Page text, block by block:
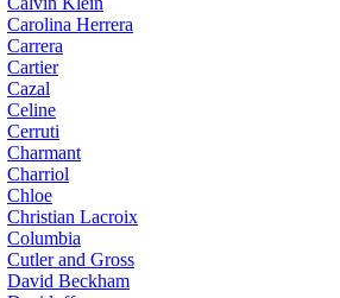
Carolina Herrera
Carrera
Cartier
Cazal
Celine
Cerruti
Charmant
Charriol
Chloe
Christian Lacroix
Columbia
Cutler and Gross
David Beckham